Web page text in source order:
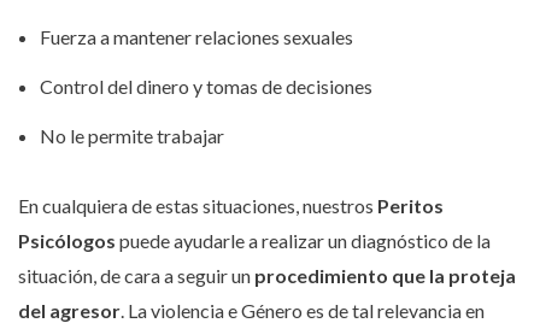
Fuerza a mantener relaciones sexuales
Control del dinero y tomas de decisiones
No le permite trabajar
En cualquiera de estas situaciones, nuestros Peritos
Psicólogos puede ayudarle a realizar un diagnóstico de la
situación, de cara a seguir un procedimiento que la proteja
del agresor. La violencia e Género es de tal relevancia en